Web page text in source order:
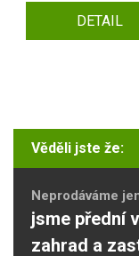
DETAIL
Věděli jste že:
Neprodáváme
jsme přední
zahrad a